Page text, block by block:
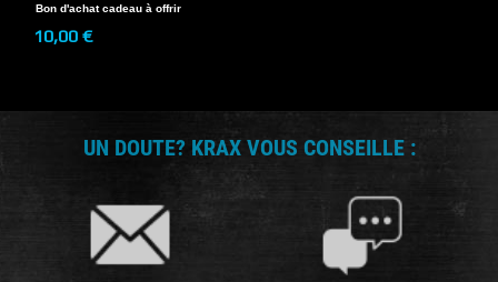
Bon d'achat cadeau à offrir
10,00 €
UN DOUTE? KRAX VOUS CONSEILLE :